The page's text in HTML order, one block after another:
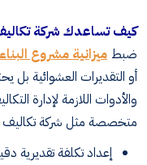
كيف تساعدك شركة
ضبط ميزانية مشروع البناء
أو التقديرات العشوائية
والأدوات اللازمة لإدارة
متخصصة مثل شركة تكاليف
إعداد تكلفة تقديرية